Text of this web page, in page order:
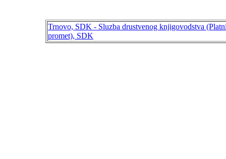
Trnovo, SDK - Sluzba drustvenog knjigovodstva
promet), SDK